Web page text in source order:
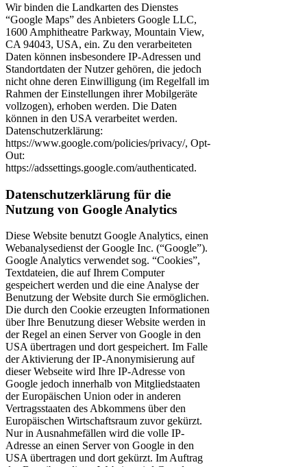
Wir binden die Landkarten des Dienstes
“Google Maps” des Anbieters Google LLC,
1600 Amphitheatre Parkway, Mountain View,
CA 94043, USA, ein. Zu den verarbeiteten
Daten können insbesondere IP-Adressen und
Standortdaten der Nutzer gehören, die jedoch
nicht ohne deren Einwilligung (im Regelfall im
Rahmen der Einstellungen ihrer Mobilgeräte
vollzogen), erhoben werden. Die Daten
können in den USA verarbeitet werden.
Datenschutzerklärung:
https://www.google.com/policies/privacy/, Opt-
Out:
https://adssettings.google.com/authenticated.
Datenschutzerklärung für die
Nutzung von Google Analytics
Diese Website benutzt Google Analytics, einen
Webanalysedienst der Google Inc. (“Google”).
Google Analytics verwendet sog. “Cookies”,
Textdateien, die auf Ihrem Computer
gespeichert werden und die eine Analyse der
Benutzung der Website durch Sie ermöglichen.
Die durch den Cookie erzeugten Informationen
über Ihre Benutzung dieser Website werden in
der Regel an einen Server von Google in den
USA übertragen und dort gespeichert. Im Falle
der Aktivierung der IP-Anonymisierung auf
dieser Webseite wird Ihre IP-Adresse von
Google jedoch innerhalb von Mitgliedstaaten
der Europäischen Union oder in anderen
Vertragsstaaten des Abkommens über den
Europäischen Wirtschaftsraum zuvor gekürzt.
Nur in Ausnahmefällen wird die volle IP-
Adresse an einen Server von Google in den
USA übertragen und dort gekürzt. Im Auftrag